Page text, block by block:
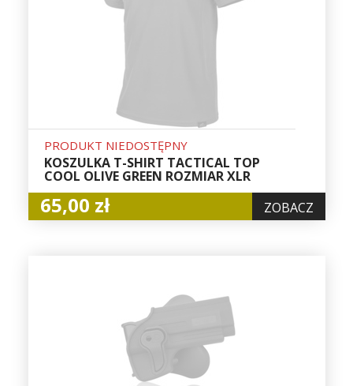
PRODUKT NIEDOSTĘPNY
KOSZULKA T-SHIRT TACTICAL TOP
COOL OLIVE GREEN ROZMIAR XLR
65,00 zł ZOBACZ